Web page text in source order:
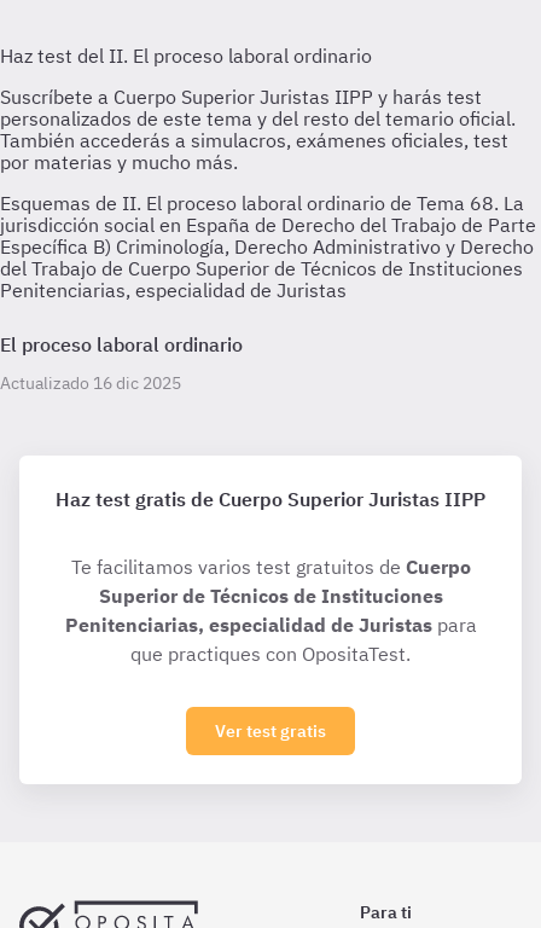
Esquemas de II. El proceso laboral ordinario de Tema 68. La
jurisdicción social en España de Derecho del Trabajo de Parte
Específica B) Criminología, Derecho Administrativo y Derecho
del Trabajo de Cuerpo Superior de Técnicos de Instituciones
Penitenciarias, especialidad de Juristas
El proceso laboral ordinario
Actualizado 16 dic 2025
Haz test gratis de Cuerpo Superior Juristas IIPP
Te facilitamos varios test gratuitos de Cuerpo
Superior de Técnicos de Instituciones
Penitenciarias, especialidad de Juristaspara
que practiques con OpositaTest.
Ver test gratis
Para ti